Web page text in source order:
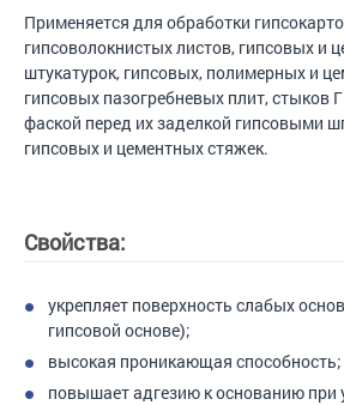
Применяется для обработки
гипсоволокнистых листов, гипсовых и
штукатурок, гипсовых, полимерных и
гипсовых пазогребневых плит, стыков
фаской перед их заделкой гипсовыми
гипсовых и цементных стяжек.
Свойства:
укрепляет поверхность слабых
гипсовой основе);
высокая проникающая способность;
повышает адгезию к основанию при